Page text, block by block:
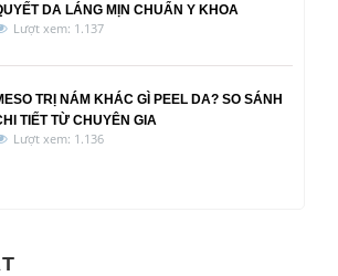
DA LÁNG MỊN CHUẨN Y KHOA
Lượt xem: 1.137
TRỊ NÁM KHÁC GÌ PEEL DA? SO SÁNH
TIẾT TỪ CHUYÊN GIA
Lượt xem: 1.136